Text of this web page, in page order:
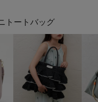
トートバッグ